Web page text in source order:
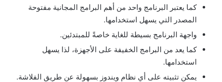
كما يعتبر البرنامج واحد من أهم البرامج المجانية مفتوحة
المصدر التي يسهل استخدامها.
واجهة البرنامج بسيطة للغاية خاصةً للمبتدئين.
كما يعد من البرامج الخفيفة على الأجهزة، لذا يسهل
استخدامها.
يمكن تثبيته على أي نظام ويندوز بسهولة عن طريق الفلاشة.